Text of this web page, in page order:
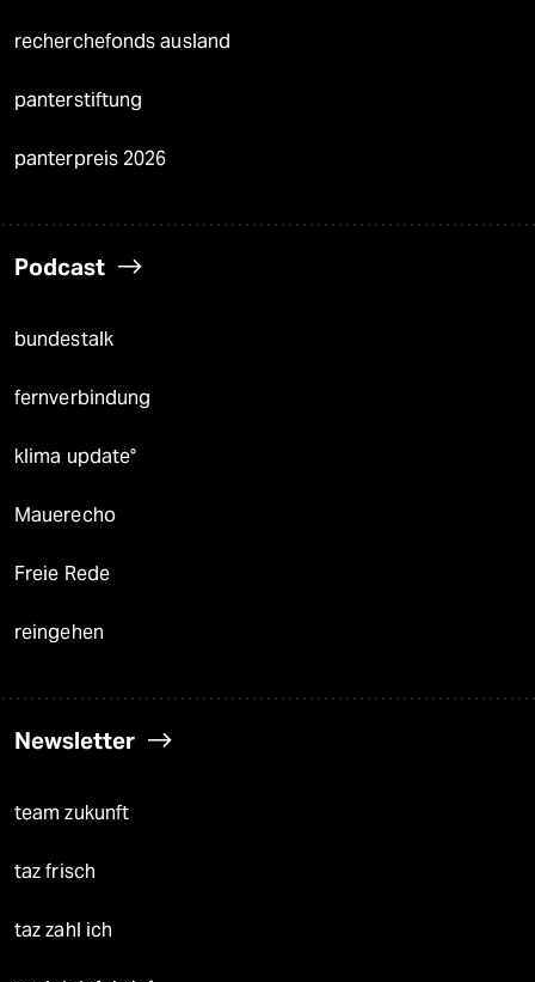
recherchefonds ausland
panterstiftung
panterpreis 2026
Podcast
bundestalk
fernverbindung
klima update°
Mauerecho
Freie Rede
reingehen
Newsletter
team zukunft
taz frisch
taz zahl ich